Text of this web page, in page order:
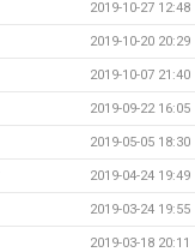
2019-10-27 12:48
2019-10-20 20:29
2019-10-07 21:40
2019-09-22 16:05
2019-05-05 18:30
2019-04-24 19:49
2019-03-24 19:55
2019-03-18 20:11